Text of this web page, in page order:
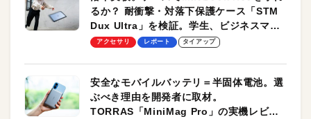
るか？ 耐衝撃・対落下保護ケース「STM
Dux Ultra」を検証。学生、ビジネスマン
のモバイルユースに最適！
アクセサリ レポート タイアップ
安全なモバイルバッテリ＝半固体電池。選
ぶべき理由を開発者に取材。
TORRAS「MiniMag Pro」の実機レビュ